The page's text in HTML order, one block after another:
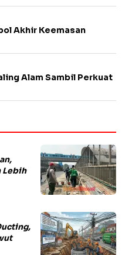
Akhir Keemasan
Alam Sambil Perkuat
Lebih